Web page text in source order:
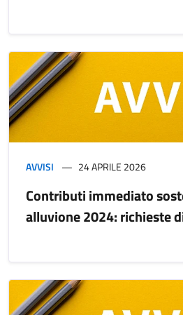
AVVISI 24 APRILE 2026
Contributi immediato
alluvione 2024: richieste